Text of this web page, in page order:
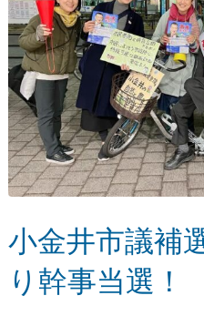
小金井市議補
り幹事当選！